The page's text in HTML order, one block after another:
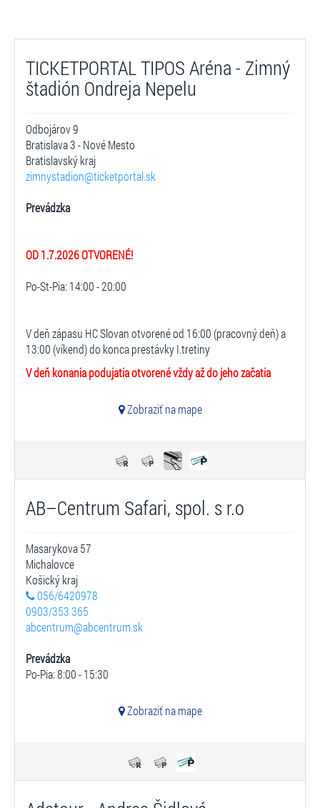
TICKETPORTAL TIPOS Aréna - Zimný
štadión Ondreja Nepelu
Odbojárov 9
Bratislava 3 - Nové Mesto
Bratislavský kraj
zimnystadion@ticketportal.sk
Prevádzka
OD 1.7.2026 OTVORENÉ!
Po-St-Pia: 14:00 - 20:00
V deň zápasu HC Slovan otvorené od 16:00 (pracovný deň) a
13:00 (víkend) do konca prestávky I.tretiny
V deň konania podujatia otvorené vždy až do jeho začatia
Zobraziť na mape
AB–Centrum Safari, spol. s r.o
Masarykova 57
Michalovce
Košický kraj
056/6420978
0903/353 365
abcentrum@abcentrum.sk
Prevádzka
Po-Pia: 8:00 - 15:30
Zobraziť na mape